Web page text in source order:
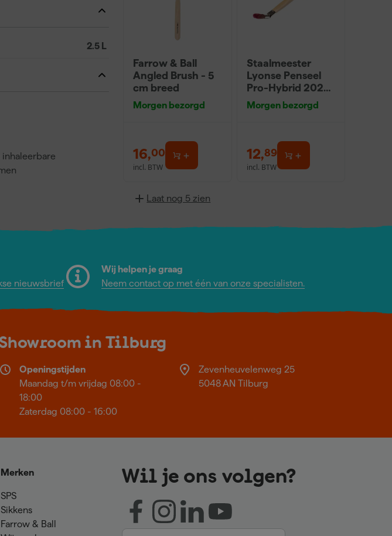
2.5 L
inhaleerbare
Farrow & Ball
Angled Brush - 5
cm breed
Morgen bezorgd
16,00
incl. BTW
Staalmeester
Lyonse Penseel
Pro-Hybrid 2024
- 16
Morgen bezorgd
12,89
incl. BTW
Laat nog 5 zien
nieuwsbrief
Wij helpen je graag
Neem contact op met één van onze specialisten.
in Tilburg
Openingstijden
Maandag t/m vrijdag 08:00 -
18:00
Zaterdag 08:00 - 16:00
Zevenheuvelenweg 25
5048 AN Tilburg
Merken
SPS
Sikkens
Farrow & Ball
Wil je ons volgen?